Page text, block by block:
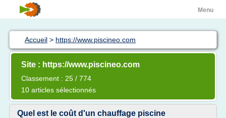
Menu
Accueil > https://www.piscineo.com
Site : https://www.piscineo.com
Classement : 25 / 774
10 articles sélectionnés
Quel est le coût d'un chauffage piscine